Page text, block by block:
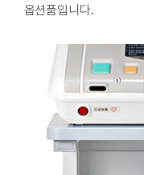
옵션품입니다.